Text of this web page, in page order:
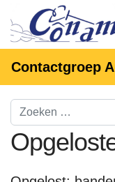
Contactgroep